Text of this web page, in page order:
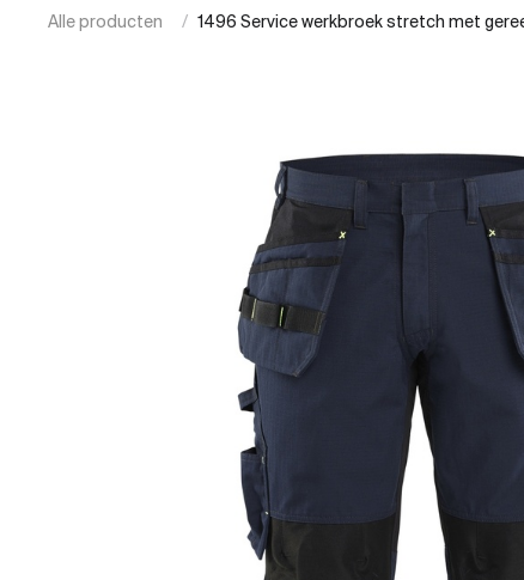
Alle producten 1496 Service werkbroek stretch met